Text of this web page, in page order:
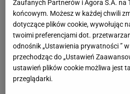
Konrad Ferszter, Kacper
tę walkę przegrałem, ale na
wygrałem" - powiedział Jan
walce z Magomiedem
dodał: "Dajcie mu pas". Te
Zaufanych Partnerów i Agora S.A. na
końcowym. Możesz w każdej chwili
dotyczące plików cookie, wywołując
twoimi preferencjami dot.
odnośnik „Ustawienia prywatności ”
przechodząc do „Ustawień
ustawień plików cookie możliwa jest
przeglądarki.